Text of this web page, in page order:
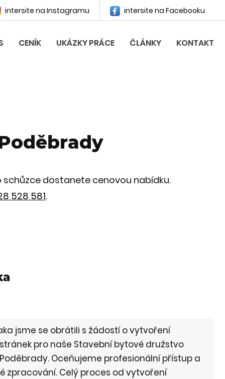
intersite na Facebooku
intersite na Instagramu
CENÍK UKÁZKY PRÁCE ČLÁNKY KONTAKT
schůzce dostanete cenovou nabídku.
528 581.
jsme se obrátili s žádostí o vytvoření
pro naše Stavební bytové družstvo
Poděbrady. Oceňujeme profesionální přístup a
zpracování. Celý proces od vytvoření